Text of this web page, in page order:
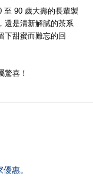
至 90 歲大壽的長輩製
還是清新解膩的茶系
下甜蜜而難忘的回
驚喜！
惠。